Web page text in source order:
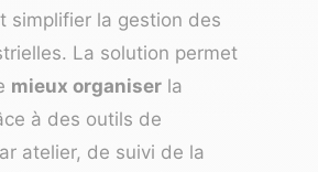
simplifier la gestion des
La solution permet
mieux organiser la
à des outils de
atelier, de suivi de la